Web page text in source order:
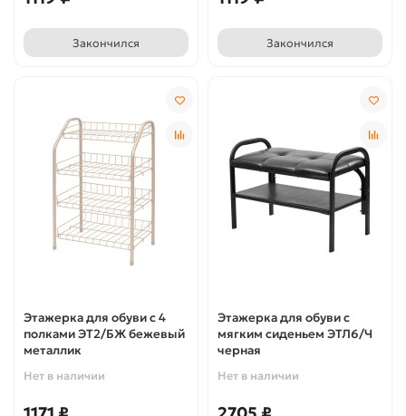
Закончился Закончился
Этажерка для обуви с 4
полками ЭТ2/БЖ бежевый
металлик
Нет в наличии
Этажерка для обуви с
мягким сиденьем ЭТЛ6/Ч
черная
Нет в наличии